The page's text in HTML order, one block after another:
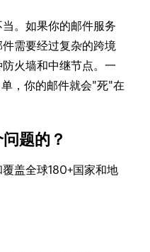
。如果你的邮件服务
需要经过复杂的跨境
火墙和中继节点。一
，你的邮件就会"死"在
题的？
覆盖全球180+国家和地